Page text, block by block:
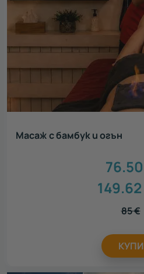
Масаж с бамбук и огън
76.50
149.62
85€
КУПИ